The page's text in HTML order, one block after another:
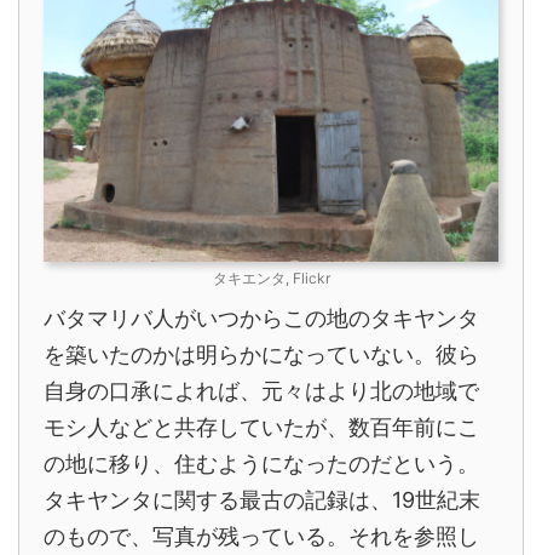
タキエンタ, Flickr
バタマリバ人がいつからこの地のタキヤンタ
を築いたのかは明らかになっていない。彼ら
自身の口承によれば、元々はより北の地域で
モシ人などと共存していたが、数百年前にこ
の地に移り、住むようになったのだという。
タキヤンタに関する最古の記録は、19世紀末
のもので、写真が残っている。それを参照し